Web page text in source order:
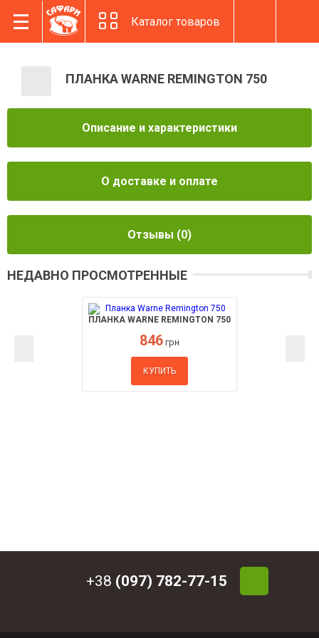
Каталог товаров
ПЛАНКА WARNE REMINGTON 750
Описание и характеристики
О доставке и оплате
Отзывы (0)
НЕДАВНО ПРОСМОТРЕННЫЕ
ПЛАНКА WARNE REMINGTON 750
846 грн
КУПИТЬ
+38 (097) 782-77-15